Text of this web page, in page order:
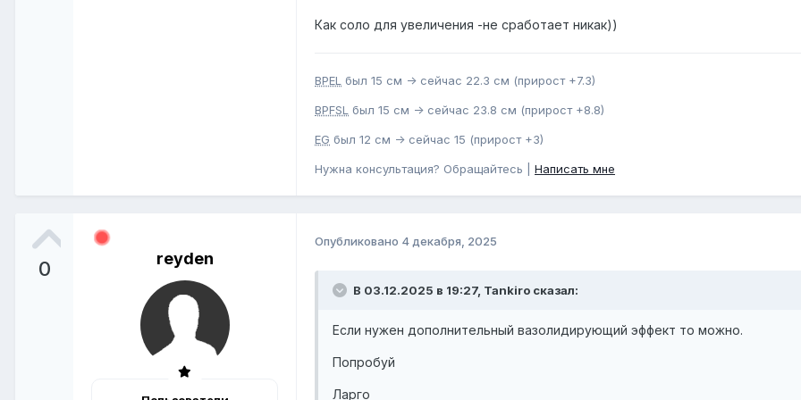
Как соло для увеличения -не сработает никак))
BPEL был 15 см -> сейчас 22.3 см (прирост +7.3)
BPFSL был 15 см -> сейчас 23.8 см (прирост +8.8)
EG был 12 см -> сейчас 15 (прирост +3)
Нужна консультация? Обращайтесь | Написать мне
0 reyden
Опубликовано 4 декабря, 2025
В 03.12.2025 в 19:27, Tankiro сказал:
Если нужен дополнительный вазолидирующий эффект то можно.
Попробуй
Ларго